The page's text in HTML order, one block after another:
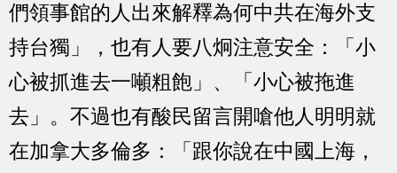
們領事館的人出來解釋為何中共在海外支
持台獨」，也有人要八炯注意安全：「小
心被抓進去一噸粗飽」、「小心被拖進
去」。不過也有酸民留言開嗆他人明明就
在加拿大多倫多：「跟你說在中國上海，